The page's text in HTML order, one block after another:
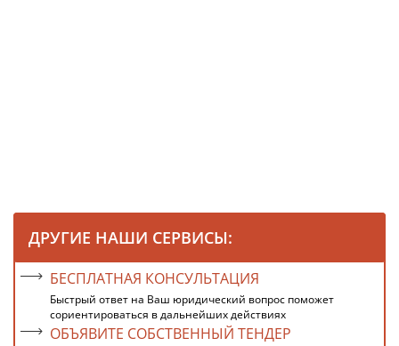
ДРУГИЕ НАШИ СЕРВИСЫ:
БЕСПЛАТНАЯ КОНСУЛЬТАЦИЯ
Быстрый ответ на Ваш юридический вопрос поможет
сориентироваться в дальнейших действиях
ОБЪЯВИТЕ СОБСТВЕННЫЙ ТЕНДЕР